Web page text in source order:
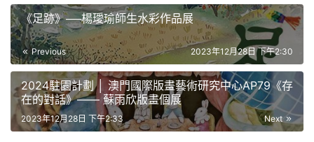
《足跡》──楊璦瑜師生水彩作品展
Previous 2023年12月28日 下午2:30
2024駐園計劃 │ 澳門國際版畫藝術研究中心AP79《存
在的對話》—— 蘇雨欣版畫個展
Next
2023年12月28日 下午2:33